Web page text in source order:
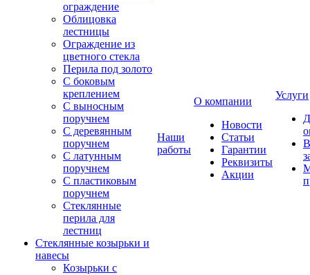
ограждение
Облицовка
лестницы
Ограждение из
цветного стекла
Перила под золото
С боковым
креплением
С выносным
поручнем
С деревянным
поручнем
С латунным
поручнем
С пластиковым
поручнем
Стеклянные
перила для
лестниц
Стеклянные козырьки и
навесы
Козырьки с
Наши
работы
О компании
Новости
Статьи
Гарантии
Реквизиты
Акции
Услуги